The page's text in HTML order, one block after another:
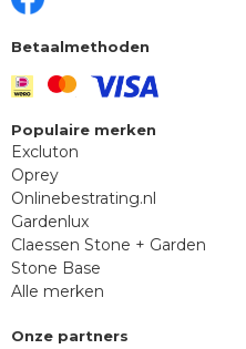
Betaalmethoden
Populaire merken
Excluton
Oprey
Onlinebestrating.nl
Gardenlux
Claessen Stone + Garden
Stone Base
Alle merken
Onze partners